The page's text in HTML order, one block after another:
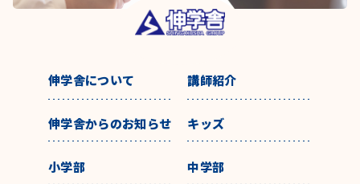
伸学舎について 講師紹介
伸学舎からのお知らせ キッズ
小学部 中学部